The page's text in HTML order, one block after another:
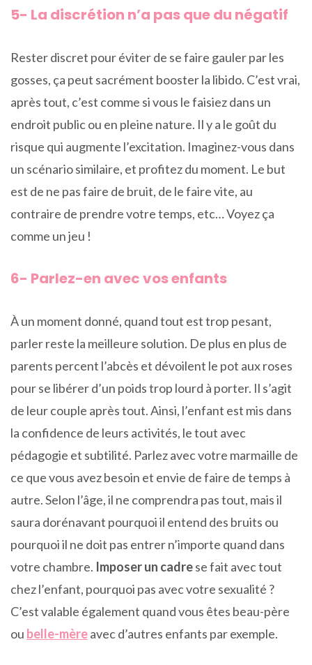
5- La discrétion n’a pas que du négatif
Rester discret pour éviter de se faire gauler par les
gosses, ça peut sacrément booster la libido. C’est vrai,
après tout, c’est comme si vous le faisiez dans un
endroit public ou en pleine nature. Il y a le goût du
risque qui augmente l’excitation. Imaginez-vous dans
un scénario similaire, et profitez du moment. Le but
est de ne pas faire de bruit, de le faire vite, au
contraire de prendre votre temps, etc… Voyez ça
comme un jeu !
6- Parlez-en avec vos enfants
À un moment donné, quand tout est trop pesant,
parler reste la meilleure solution. De plus en plus de
parents percent l’abcès et dévoilent le pot aux roses
pour se libérer d’un poids trop lourd à porter. Il s’agit
de leur couple après tout. Ainsi, l’enfant est mis dans
la confidence de leurs activités, le tout avec
pédagogie et subtilité. Parlez avec votre marmaille de
ce que vous avez besoin et envie de faire de temps à
autre. Selon l’âge, il ne comprendra pas tout, mais il
saura dorénavant pourquoi il entend des bruits ou
pourquoi il ne doit pas entrer n’importe quand dans
votre chambre. Imposer un cadrese fait avec tout
chez l’enfant, pourquoi pas avec votre sexualité ?
C’est valable également quand vous êtes beau-père
ou belle-mèreavec d’autres enfants par exemple.